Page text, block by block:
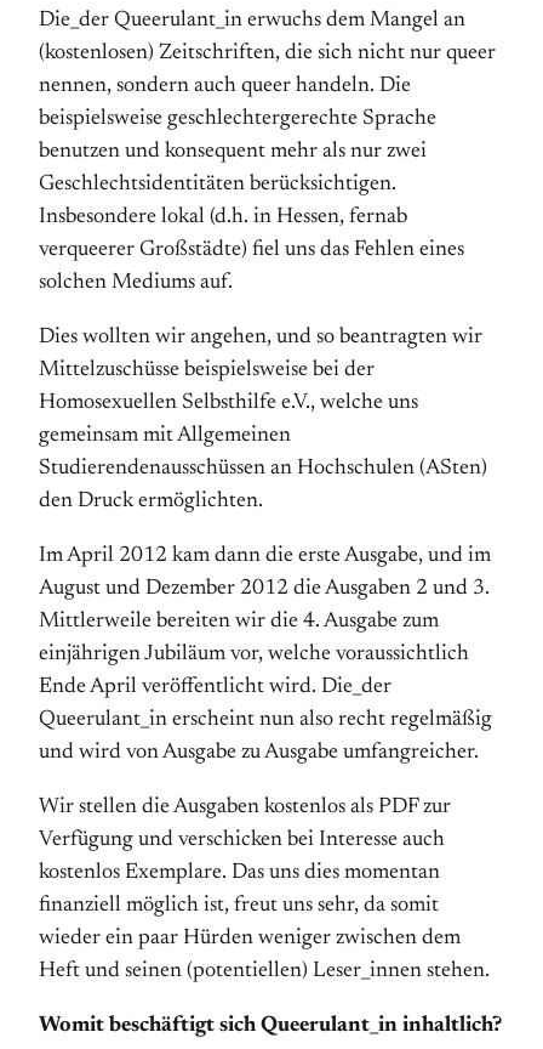
Die_der Queerulant_in erwuchs dem Mangel an
(kostenlosen) Zeitschriften, die sich nicht nur queer
nennen, sondern auch queer handeln. Die
beispielsweise geschlechtergerechte Sprache
benutzen und konsequent mehr als nur zwei
Geschlechtsidentitäten berücksichtigen.
Insbesondere lokal (d.h. in Hessen, fernab
verqueerer Großstädte) fiel uns das Fehlen eines
solchen Mediums auf.
Dies wollten wir angehen, und so beantragten wir
Mittelzuschüsse beispielsweise bei der
Homosexuellen Selbsthilfe e.V., welche uns
gemeinsam mit Allgemeinen
Studierendenausschüssen an Hochschulen (ASten)
den Druck ermöglichten.
Im April 2012 kam dann die erste Ausgabe, und im
August und Dezember 2012 die Ausgaben 2 und 3.
Mittlerweile bereiten wir die 4. Ausgabe zum
einjährigen Jubiläum vor, welche voraussichtlich
Ende April veröffentlicht wird. Die_der
Queerulant_in erscheint nun also recht regelmäßig
und wird von Ausgabe zu Ausgabe umfangreicher.
Wir stellen die Ausgaben kostenlos als PDF zur
Verfügung und verschicken bei Interesse auch
kostenlos Exemplare. Das uns dies momentan
finanziell möglich ist, freut uns sehr, da somit
wieder ein paar Hürden weniger zwischen dem
Heft und seinen (potentiellen) Leser_innen stehen.
Womit beschäftigt sich Queerulant_in inhaltlich?